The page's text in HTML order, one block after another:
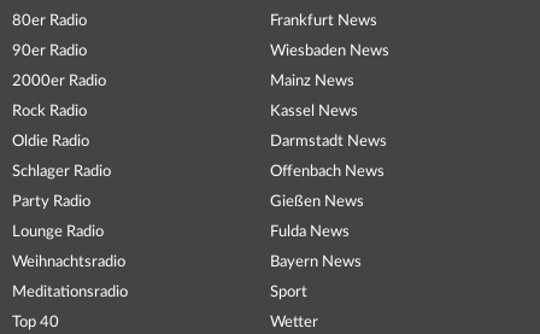
80er Radio
90er Radio
2000er Radio
Rock Radio
Oldie Radio
Schlager Radio
Party Radio
Lounge Radio
Weihnachtsradio
Meditationsradio
Top 40
Frankfurt News
Wiesbaden News
Mainz News
Kassel News
Darmstadt News
Offenbach News
Gießen News
Fulda News
Bayern News
Sport
Wetter